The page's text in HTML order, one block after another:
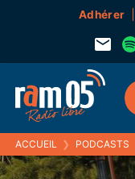
Adhérer
ACCUEIL ❯ PODCASTS